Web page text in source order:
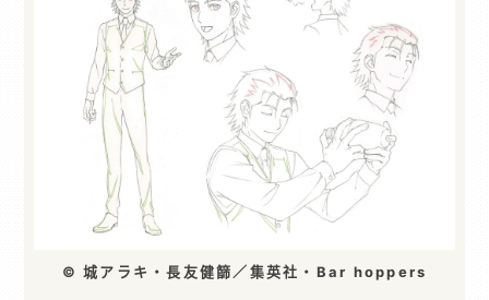
© 城アラキ・長友健篩／集英社・Bar hoppers